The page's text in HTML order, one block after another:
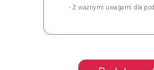
- Z ważnymi uwagami dla